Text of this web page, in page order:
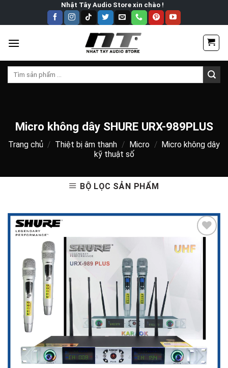
Nhật Tây Audio Store xin chào !
Tìm
Micro không dây SHURE URX-989PLUS
Trang chủ / Thiệt bị âm thanh / Micro /
Micro không dây
kỹ thuật số
BỘ LỌC SẢN PHẨM